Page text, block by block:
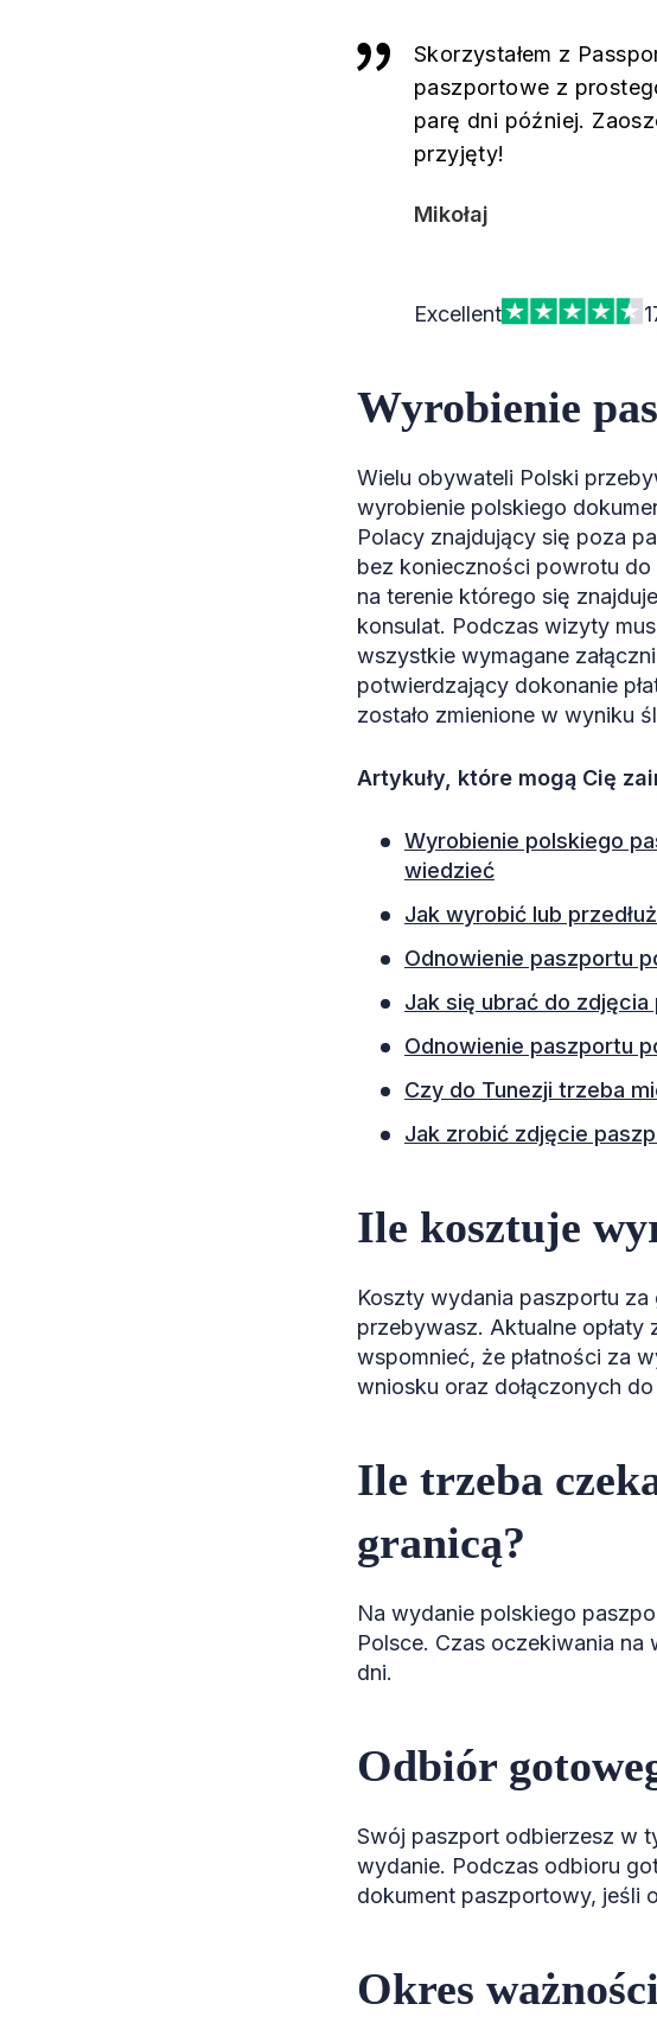
Skorzystałem z
paszportowe z
parę dni później.
przyjęty!
Mikołaj
Excellent
Wyrobienie
Wielu obywateli Polski
wyrobienie polskiego
Polacy znajdujący się poza
bez konieczności powrotu
na terenie którego się
konsulat. Podczas wizyty
wszystkie wymagane
potwierdzający dokonanie
zostało zmienione w wyniku
Artykuły, które mogą Cię
Wyrobienie polskiego
wiedzieć
Jak wyrobić lub
Odnowienie paszportu
Jak się ubrać do
Odnowienie paszportu
Czy do Tunezji trzeba
Jak zrobić zdjęcie
Ile kosztuje
Koszty wydania paszportu
przebywasz. Aktualne opłaty
wspomnieć, że płatności za
wniosku oraz dołączonych
Ile trzeba
granicą?
Na wydanie polskiego
Polsce. Czas oczekiwania
dni.
Odbiór
Swój paszport odbierzesz w
wydanie. Podczas odbioru
dokument paszportowy, jeśli
Okres